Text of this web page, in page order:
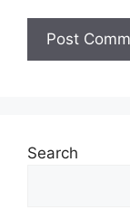
Search